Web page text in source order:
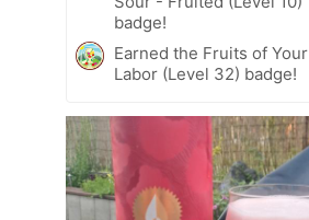
badge!
Earned the Fruits of Your
Labor (Level 32) badge!